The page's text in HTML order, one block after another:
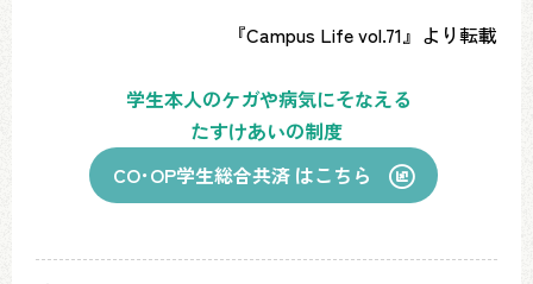
『Campus Life vol.71』より転載
学生本人のケガや病気にそなえる
たすけあいの制度
CO･OP学生総合共済 はこちら